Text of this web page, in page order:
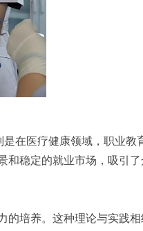
在医疗健康领域，职业教
和稳定的就业市场，吸引了
的培养。这种理论与实践